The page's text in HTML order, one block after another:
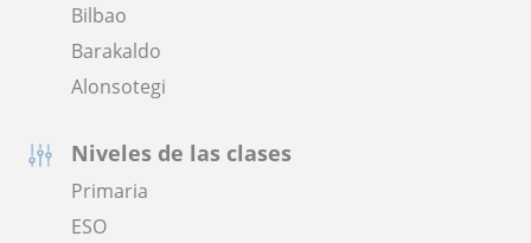
Bilbao
Barakaldo
Alonsotegi
Niveles de las clases
Primaria
ESO